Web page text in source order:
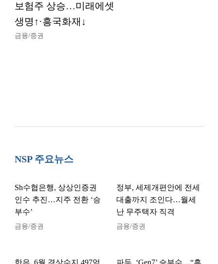
보험주 상승…미래에셋
생명↑·흥국화재↓
금융/증권
NSP 주요뉴스
Sh수협은행, 상상인증권
인수 추진…지주 전환 ‘승
부수’
금융/증권
정부, 세제개편안에 전세
대출까지 조인다…월세
난 무주택자 직격
금융/증권
한은, 6월 경상수지 497억
파두, ‘Gen7’ 승부수…“흑